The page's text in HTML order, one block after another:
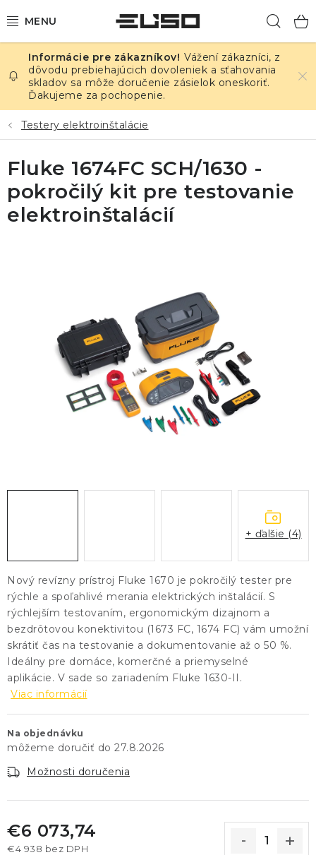
na
ELEKTRINA
TEPLOTA A VLHKOSŤ
TLAK A ÚNIKY
ZÁZNAMNÍKY
KALIBRÁCIA
GDPR Slovník pojmov
Vážení zákazníci, z
dôvodu prebiehajúcich dovoleniek a sťahovania
skladov sa môže doručenie zásielok oneskoriť.
Ďakujeme za pochopenie.
Testery elektroinštalácie
Nový revízny prístroj Fluke 1670 je pokročilý tester pre
rýchle a spoľahlivé merania elektrických inštalácií. S
rýchlejším testovaním, ergonomickým dizajnom a
bezdrôtovou konektivitou (1673 FC, 1674 FC) vám umožní
skrátiť čas na testovanie a dokumentovanie až o 50 %.
Ideálny pre domáce, komerčné a priemyselné
aplikácie. V sade so zariadením Fluke 1630-II.
Viac informácií
Na objednávku
27.8.2026
Možnosti doručenia
€6 073,74
€4 938 bez DPH
Fluke 1674FC SCH/1630 -
pokročilý kit pre testovanie
elektroinštalácií
+ ďalšie (4)